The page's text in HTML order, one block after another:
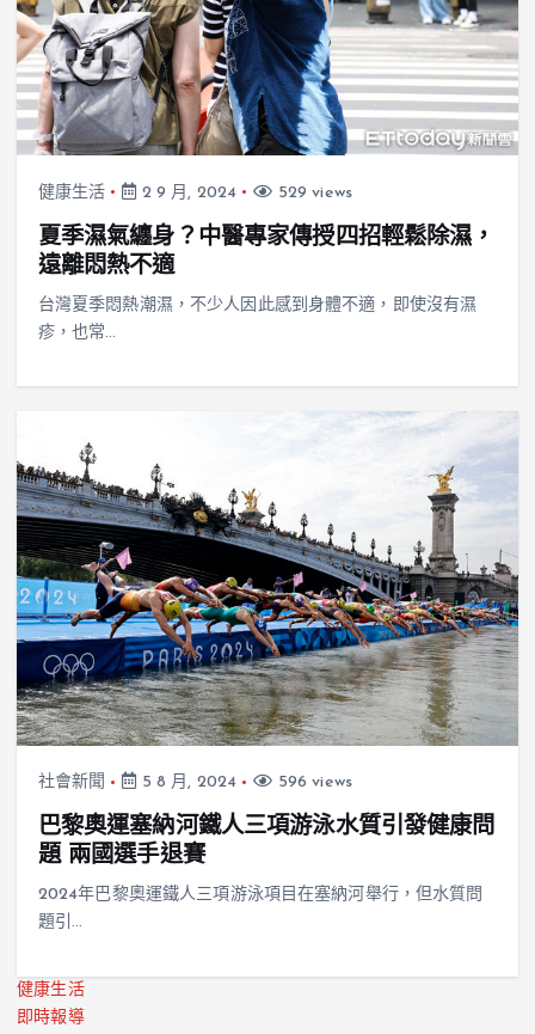
健康生活 2 9 月, 2024 529 views
夏季濕氣纏身？中醫專家傳授四招輕鬆除濕，
遠離悶熱不適
台灣夏季悶熱潮濕，不少人因此感到身體不適，即使沒有濕
疹，也常…
社會新聞 5 8 月, 2024 596 views
巴黎奧運塞納河鐵人三項游泳水質引發健康問
題 兩國選手退賽
2024年巴黎奧運鐵人三項游泳項目在塞納河舉行，但水質問
題引…
健康生活
即時報導